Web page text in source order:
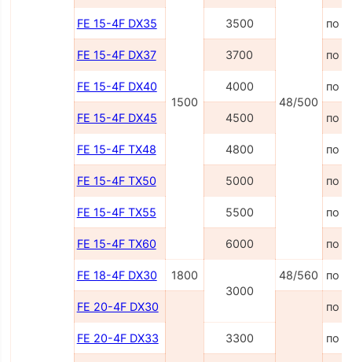
1500 48/500
FE 15-4F DX35 3500 по
FE 15-4F DX37 3700 по
FE 15-4F DX40 4000 по
FE 15-4F DX45 4500 по
FE 15-4F TX48 4800 по
FE 15-4F TX50 5000 по
FE 15-4F TX55 5500 по
FE 15-4F TX60 6000 по
FE 18-4F DX30
1800
3000
48/560 по
FE 20-4F DX30 по
FE 20-4F DX33 3300 по